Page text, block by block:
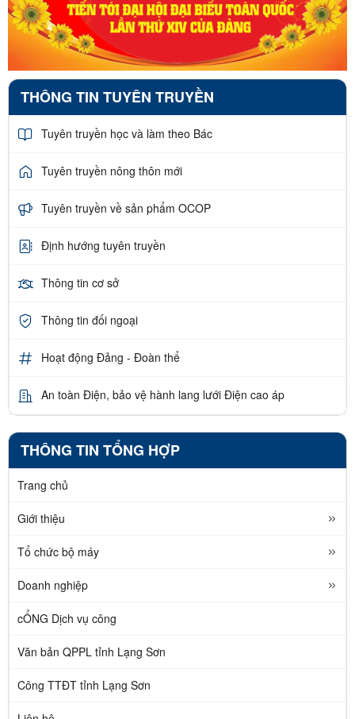
THÔNG TIN TUYÊN TRUYỀN
Tuyên truyền học và làm theo Bác
Tuyên truyền nông thôn mới
Tuyên truyền về sản phẩm OCOP
Định hướng tuyên truyền
Thông tin cơ sở
Thông tin đối ngoại
Hoạt động Đảng - Đoàn thể
An toàn Điện, bảo vệ hành lang lưới Điện cao áp
THÔNG TIN TỔNG HỢP
Trang chủ
Giới thiệu
Tổ chức bộ máy
Doanh nghiệp
cỔNG Dịch vụ công
Văn bản QPPL tỉnh Lạng Sơn
Công TTĐT tỉnh Lạng Sơn